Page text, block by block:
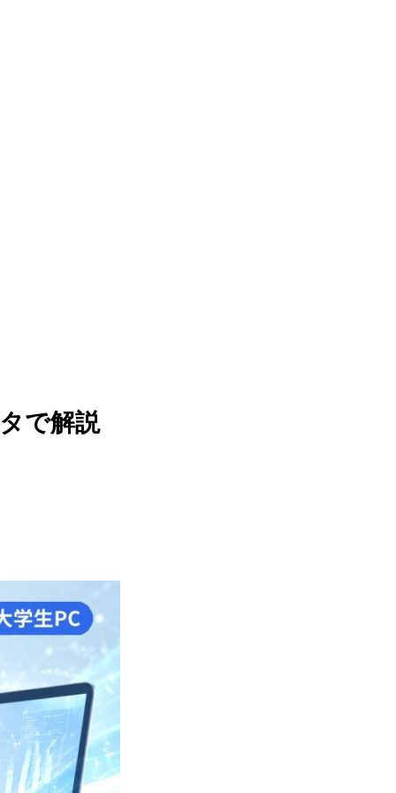
で解説